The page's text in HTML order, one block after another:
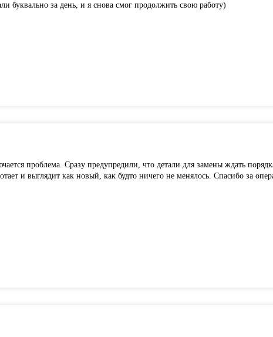
буквально за день, и я снова смог продолжить свою работу)
проблема. Сразу предупредили, что детали для замены ждать
и выглядит как новый, как будто ничего не менялось. Спасибо за